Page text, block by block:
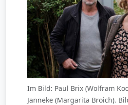
Im Bild: Paul Brix (Wolfram
Janneke (Margarita Broich).